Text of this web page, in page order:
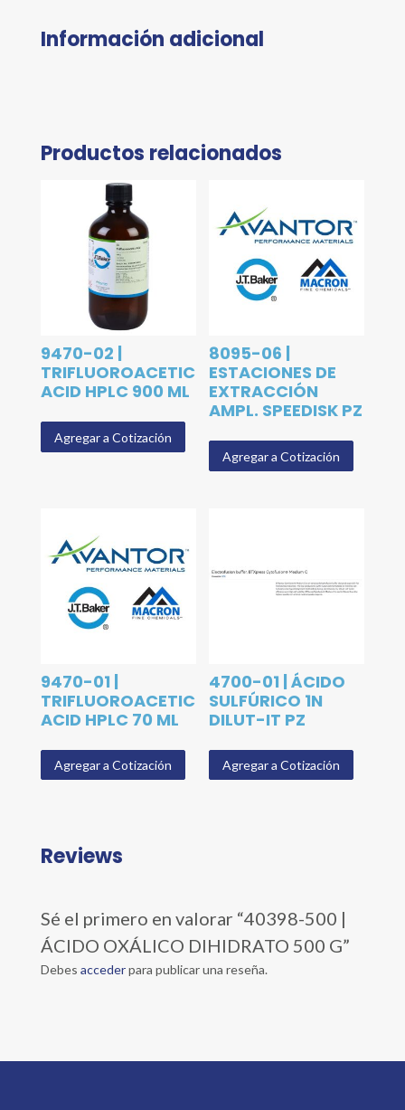
Información adicional
Productos relacionados
9470-02 |
TRIFLUOROACETIC
ACID HPLC 900 ML
Agregar a Cotización
8095-06 |
ESTACIONES DE
EXTRACCIÓN
AMPL. SPEEDISK PZ
Agregar a Cotización
9470-01 |
TRIFLUOROACETIC
ACID HPLC 70 ML
Agregar a Cotización
4700-01 | ÁCIDO
SULFÚRICO 1N
DILUT-IT PZ
Agregar a Cotización
Reviews
Sé el primero en valorar “40398-500 |
ÁCIDO OXÁLICO DIHIDRATO 500 G”
Debes accederpara publicar una reseña.